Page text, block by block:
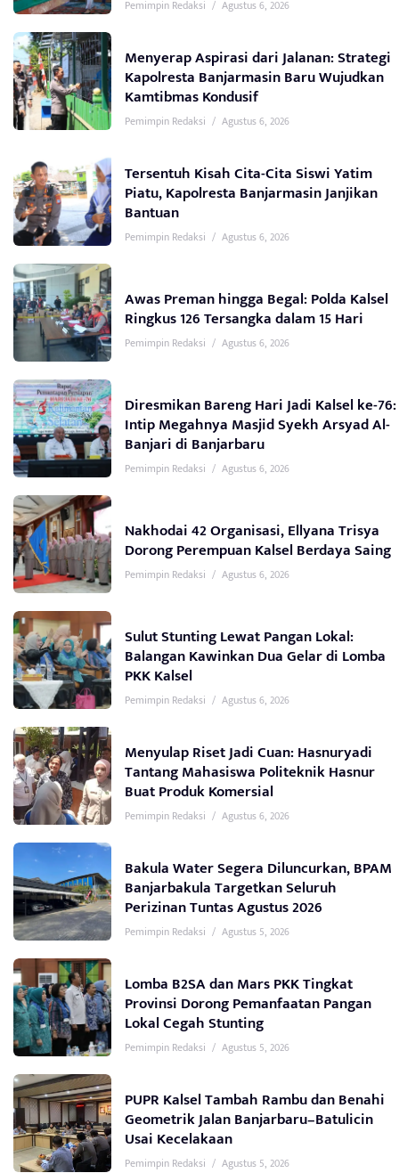
Pemimpin Redaksi / Agustus 6, 2026
Menyerap Aspirasi dari Jalanan: Strategi
Kapolresta Banjarmasin Baru Wujudkan
Kamtibmas Kondusif
Pemimpin Redaksi / Agustus 6, 2026
Tersentuh Kisah Cita-Cita Siswi Yatim
Piatu, Kapolresta Banjarmasin Janjikan
Bantuan
Pemimpin Redaksi / Agustus 6, 2026
Awas Preman hingga Begal: Polda Kalsel
Ringkus 126 Tersangka dalam 15 Hari
Pemimpin Redaksi / Agustus 6, 2026
Diresmikan Bareng Hari Jadi Kalsel ke-76:
Intip Megahnya Masjid Syekh Arsyad Al-
Banjari di Banjarbaru
Pemimpin Redaksi / Agustus 6, 2026
Nakhodai 42 Organisasi, Ellyana Trisya
Dorong Perempuan Kalsel Berdaya Saing
Pemimpin Redaksi / Agustus 6, 2026
Sulut Stunting Lewat Pangan Lokal:
Balangan Kawinkan Dua Gelar di Lomba
PKK Kalsel
Pemimpin Redaksi / Agustus 6, 2026
Menyulap Riset Jadi Cuan: Hasnuryadi
Tantang Mahasiswa Politeknik Hasnur
Buat Produk Komersial
Pemimpin Redaksi / Agustus 6, 2026
Bakula Water Segera Diluncurkan, BPAM
Banjarbakula Targetkan Seluruh
Perizinan Tuntas Agustus 2026
Pemimpin Redaksi / Agustus 5, 2026
Lomba B2SA dan Mars PKK Tingkat
Provinsi Dorong Pemanfaatan Pangan
Lokal Cegah Stunting
Pemimpin Redaksi / Agustus 5, 2026
PUPR Kalsel Tambah Rambu dan Benahi
Geometrik Jalan Banjarbaru–Batulicin
Usai Kecelakaan
Pemimpin Redaksi / Agustus 5, 2026